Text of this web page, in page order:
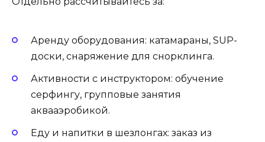
Аренду оборудования: катамараны, SUP-
доски, снаряжение для снорклинга.
Активности с инструктором: обучение
серфингу, групповые занятия
аквааэробикой.
Еду и напитки в шезлонгах: заказ из